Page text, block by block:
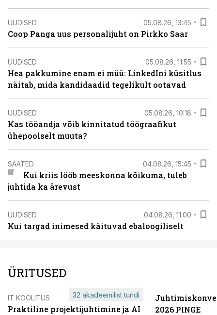
UUDISED 05.08.26, 13:45
Coop Panga uus personalijuht on Pirkko Saar
UUDISED 05.08.26, 11:55
Hea pakkumine enam ei müü: LinkedIni küsitlus
näitab, mida kandidaadid tegelikult ootavad
UUDISED 05.08.26, 10:18
Kas tööandja võib kinnitatud töögraafikut
ühepoolselt muuta?
SAATED 04.08.26, 15:45
Kui kriis lööb meeskonna kõikuma, tuleb
juhtida ka ärevust
UUDISED 04.08.26, 11:00
Kui targad inimesed käituvad ebaloogiliselt
ÜRITUSED
IT KOOLITUS
Praktiline projektijuhtimine ja AI
32 akadeemilist tundi
2026 PINGE